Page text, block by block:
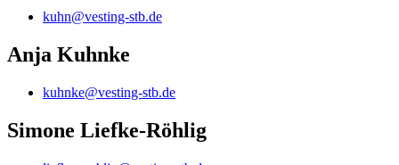
kuhn@vesting-stb.de
Anja Kuhnke
kuhnke@vesting-stb.de
Simone Liefke-Röhlig